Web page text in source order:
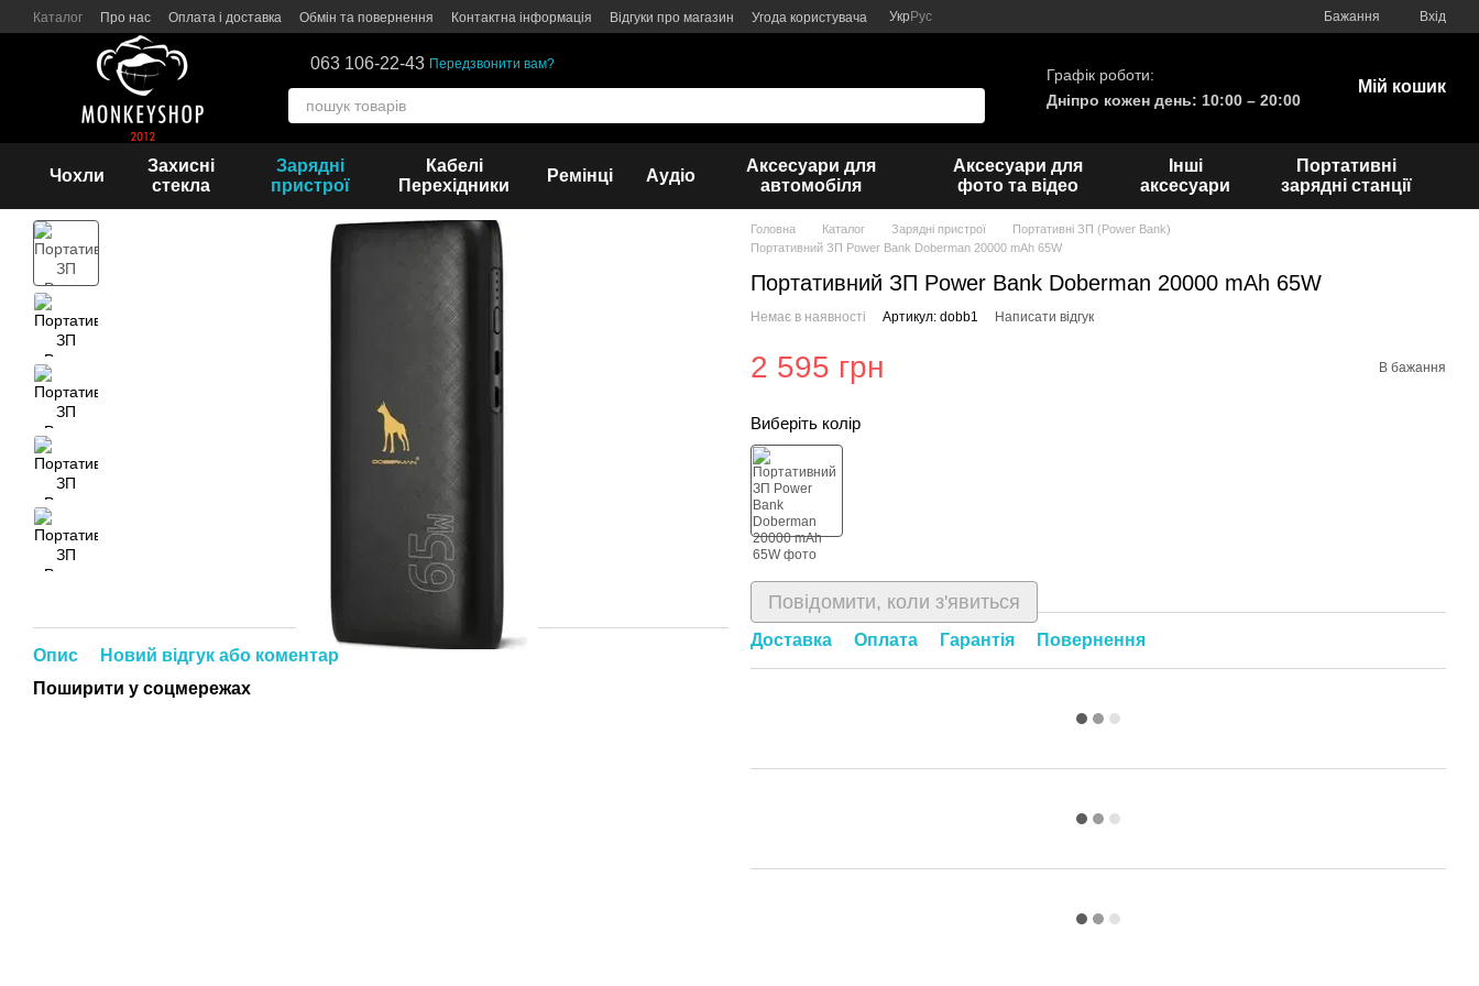
Перейти до основного контенту
Каталог Про нас Оплата і доставка Обмін та повернення Контактна інформація Відгуки про магазин Угода користувача Укр Рус Бажання Вхід
063 106-22-43 Передзвонити вам?
Графік роботи:
Дніпро кожен день: 10:00 – 20:00
Мій кошик
Чохли
Захисні
стекла
Зарядні
пристрої
Кабелі
Перехідники
Ремінці Аудіо
Аксесуари для
автомобіля
Аксесуари для
фото та відео
Інші
аксесуари
Портативні
зарядні станції
Опис
Новий відгук або коментар
Поширити у соцмережах
Головна Каталог Зарядні пристрої
Портативні ЗП (Power Bank)
Портативний ЗП Power Bank Doberman 20000 mAh 65W
Портативний ЗП Power Bank Doberman 20000 mAh 65W
Немає в наявності Артикул: dobb1 Написати відгук
2 595 грн В бажання
Виберіть колір
Повідомити, коли з'явиться
Доставка Оплата Гарантія Повернення